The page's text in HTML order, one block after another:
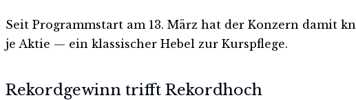
Seit Programmstart am 13. März hat der Konzern damit
je Aktie — ein klassischer Hebel zur Kurspflege.
Rekordgewinn trifft Rekordhoch